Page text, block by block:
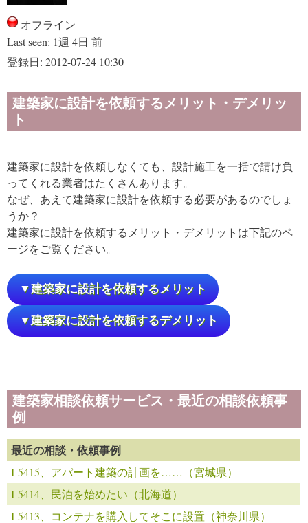
オフライン
Last seen: 1週 4日 前
登録日: 2012-07-24 10:30
建築家に設計を依頼するメリット・デメリッ
ト
建築家に設計を依頼しなくても、設計施工を一括で請け負
ってくれる業者はたくさんあります。
なぜ、あえて建築家に設計を依頼する必要があるのでしょ
うか？
建築家に設計を依頼するメリット・デメリットは下記のペ
ージをご覧ください。
▼建築家に設計を依頼するメリット
▼建築家に設計を依頼するデメリット
建築家相談依頼サービス・最近の相談依頼事
例
最近の相談・依頼事例
I-5415、アパート建築の計画を……（宮城県）
I-5414、民泊を始めたい（北海道）
I-5413、コンテナを購入してそこに設置（神奈川県）